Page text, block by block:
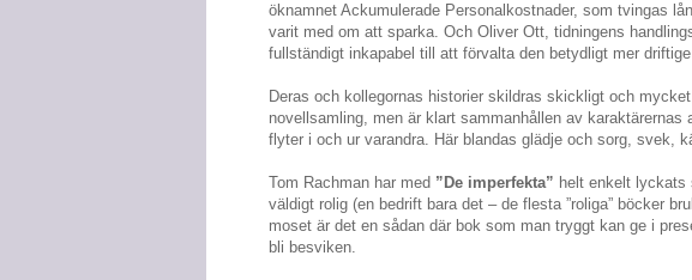
öknamnet Ackumulerade Personalkostnader, som tvingas
varit med om att sparka. Och Oliver Ott, tidningens
fullständigt inkapabel till att förvalta den betydligt mer
Deras och kollegornas historier skildras skickligt och
novellsamling, men är klart sammanhållen av
flyter i och ur varandra. Här blandas glädje och sorg, svek,
Tom Rachman har med ”De imperfekta” helt enkelt
väldigt rolig (en bedrift bara det – de flesta ”roliga” böcker
moset är det en sådan där bok som man tryggt kan ge i
bli besviken.